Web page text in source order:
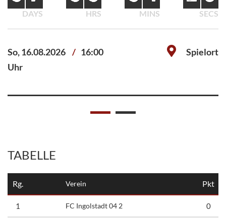
So, 16.08.2026
16:00
Uhr
Spielort
DAYS HRS MINS SECS
Sa, 30.05.2026
16:00
Uhr
TABELLE
Rg. Verein Pkt
1 FC Ingolstadt 04 2 0